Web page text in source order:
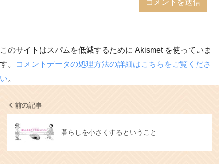
このサイトはスパムを低減するために Akismet を使っていま
す。
コメントデータの処理方法の詳細はこちらをご覧くださ
い。
前の記事
暮らしを小さくするということ